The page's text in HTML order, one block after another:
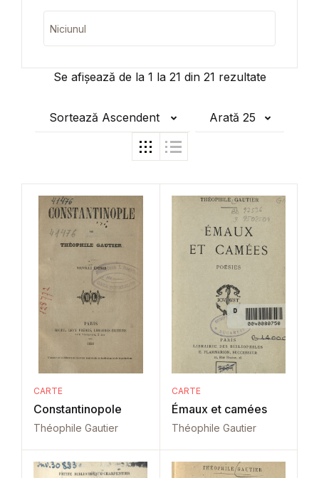
Se afișează de la 1 la 21 din 21 rezultate
Sortează Ascendent Arată 25
CARTE
Constantinopole
Théophile Gautier
CARTE
Émaux et camées
Théophile Gautier